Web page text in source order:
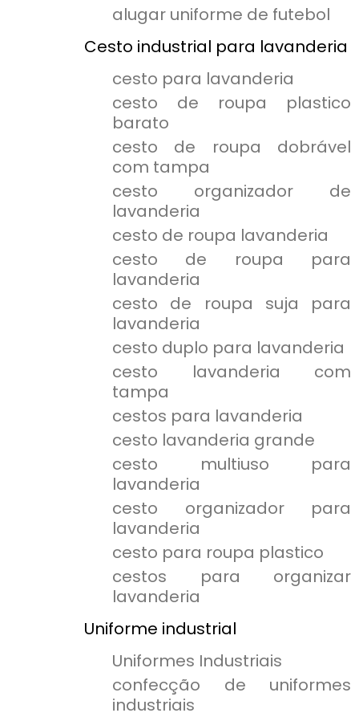
alugar uniforme de futebol
Cesto industrial para lavanderia
cesto para lavanderia
cesto de roupa plastico
barato
cesto de roupa dobrável
com tampa
cesto organizador de
lavanderia
cesto de roupa lavanderia
cesto de roupa para
lavanderia
cesto de roupa suja para
lavanderia
cesto duplo para lavanderia
cesto lavanderia com
tampa
cestos para lavanderia
cesto lavanderia grande
cesto multiuso para
lavanderia
cesto organizador para
lavanderia
cesto para roupa plastico
cestos para organizar
lavanderia
Uniforme industrial
Uniformes Industriais
confecção de uniformes
industriais